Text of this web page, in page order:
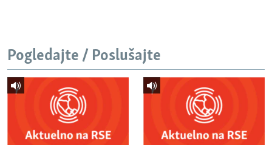
Pogledajte / Poslušajte